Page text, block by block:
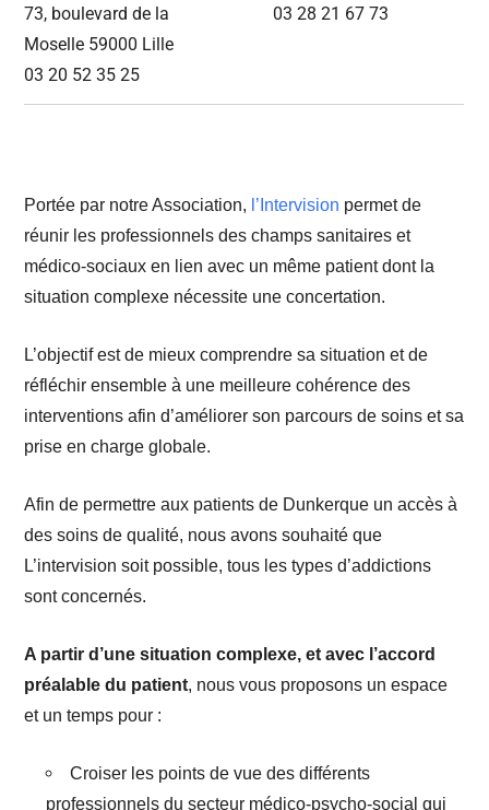
73, boulevard de la
Moselle 59000 Lille
03 20 52 35 25
03 28 21 6773
Portée par notre Association, l’Intervision permet de
réunir les professionnels des champs sanitaires et
médico-sociaux en lien avec un même patient dont la
situation complexe nécessite une concertation.
L’objectif est de mieux comprendre sa situation et de
réfléchir ensemble à une meilleure cohérence des
interventions afin d’améliorer son parcours de soins et sa
prise en charge globale.
Afin de permettre aux patients de Dunkerque un accès à
des soins de qualité, nous avons souhaité que
L’intervision soit possible, tous les types d’addictions
sont concernés.
A partir d’une situation complexe, et avec l’accord
préalable du patient, nous vous proposons un espace
et un temps pour :
Croiser les points de vue des différents
professionnels du secteur médico-psycho-social qui